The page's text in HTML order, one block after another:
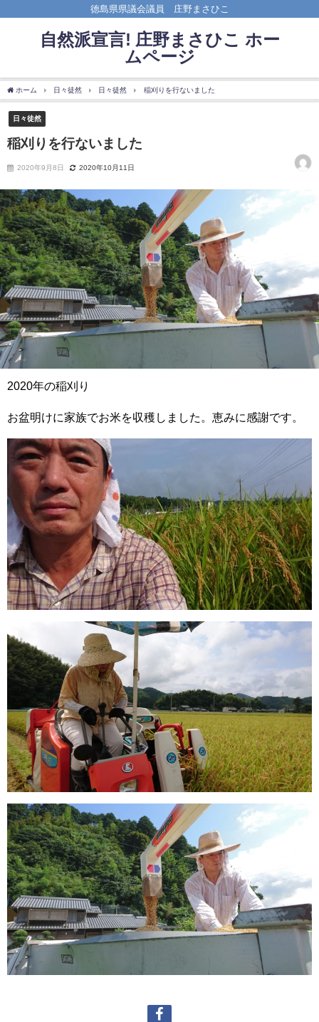
徳島県県議会議員 庄野まさひこ
自然派宣言! 庄野まさひこ ホー
ムページ
ホーム 日々徒然 日々徒然 稲刈りを行ないました
日々徒然
稲刈りを行ないました
2020年9月8日 2020年10月11日
2020年の稲刈り
お盆明けに家族でお米を収穫しました。恵みに感謝です。